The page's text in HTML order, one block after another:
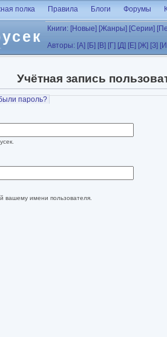
полка Правила Блоги Форумы
Книги: [Новые] [Жанры] [Серии]
Авторы: [А] [Б] [В] [Г] [Д] [Е] [Ж] [З]
Учётная запись
вкладка)
пароль?
вашему имени пользователя.